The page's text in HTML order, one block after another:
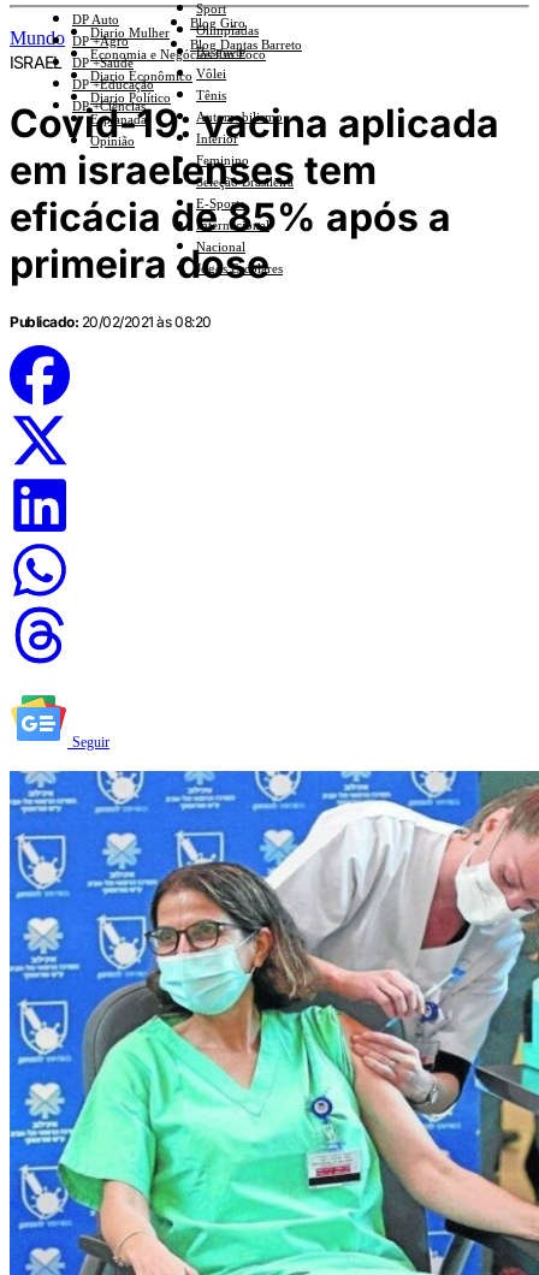
Sport
Olimpíadas
Basquete
Vôlei
Tênis
Automobilismo
Interior
Feminino
Seleção Brasileira
E-Sports
Internacional
Nacional
Jogos Escolares
DP Auto
DP +Agro
DP +Saúde
DP +Educação
DP +Ciências
Diario Mulher
Economia e Negócios Em Foco
Diario Econômico
Diario Político
Esplanada
Opinião
Blog Giro
Blog Dantas Barreto
Mundo
ISRAEL
Covid-19: vacina aplicada
em israelenses tem
eficácia de 85% após a
primeira dose
Publicado: 20/02/2021 às 08:20
Seguir